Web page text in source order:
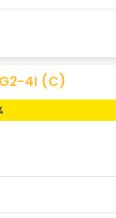
4I (C)